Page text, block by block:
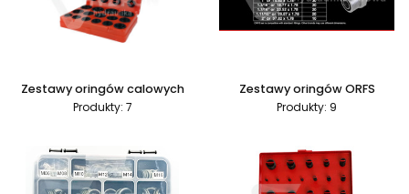
Zestawy oringów calowych
Produkty: 7
Zestawy oringów ORFS
Produkty: 9